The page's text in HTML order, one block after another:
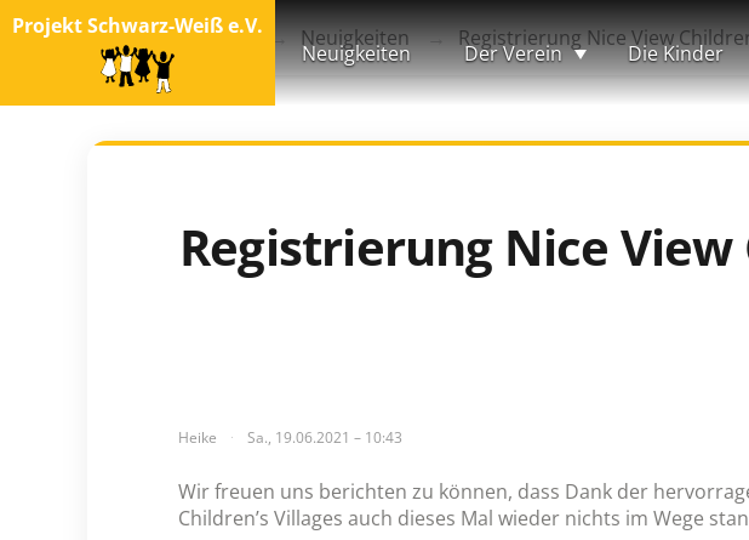
Projekt Schwarz-Weiß e.V.
Neuigkeiten
Der Verein Die Kinder
Startseite Blog Neuigkeiten Registrierung Nice View
Registrierung Nice View
Heike Sa., 19.06.2021 – 10:43
Wir freuen uns berichten zu können, dass Dank der
Children’s Villages auch dieses Mal wieder nichts im Wege